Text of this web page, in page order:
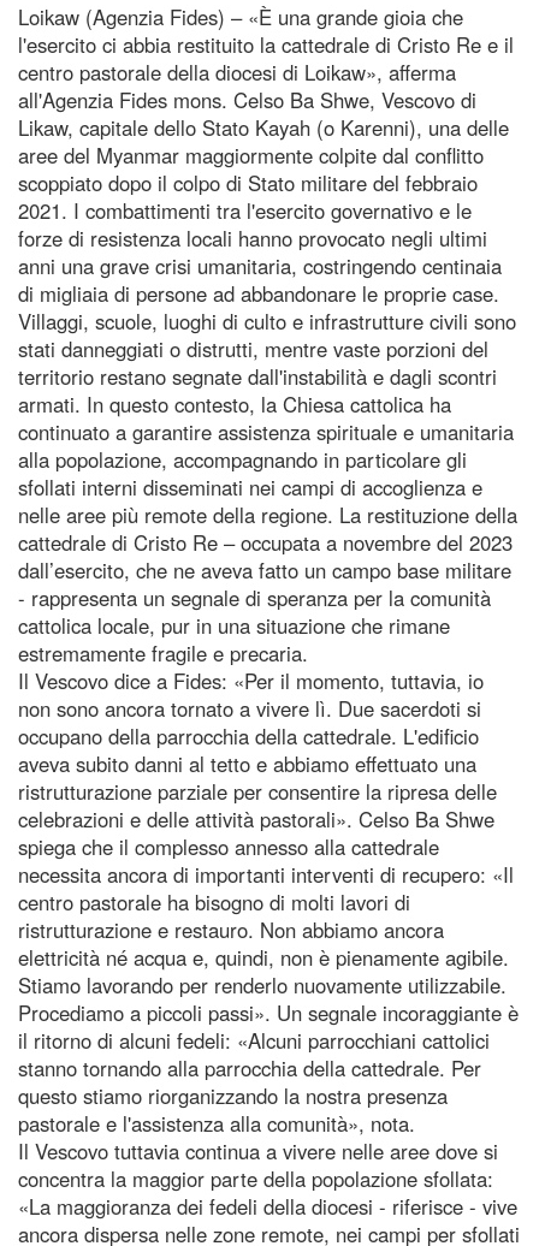
Loikaw (Agenzia Fides) – «È una grande gioia che
l'esercito ci abbia restituito la cattedrale di Cristo Re e il
centro pastorale della diocesi di Loikaw», afferma
all'Agenzia Fides mons. Celso Ba Shwe, Vescovo di
Likaw, capitale dello Stato Kayah (o Karenni), una delle
aree del Myanmar maggiormente colpite dal conflitto
scoppiato dopo il colpo di Stato militare del febbraio
2021. I combattimenti tra l'esercito governativo e le
forze di resistenza locali hanno provocato negli ultimi
anni una grave crisi umanitaria, costringendo centinaia
di migliaia di persone ad abbandonare le proprie case.
Villaggi, scuole, luoghi di culto e infrastrutture civili sono
stati danneggiati o distrutti, mentre vaste porzioni del
territorio restano segnate dall'instabilità e dagli scontri
armati. In questo contesto, la Chiesa cattolica ha
continuato a garantire assistenza spirituale e umanitaria
alla popolazione, accompagnando in particolare gli
sfollati interni disseminati nei campi di accoglienza e
nelle aree più remote della regione. La restituzione della
cattedrale di Cristo Re – occupata a novembre del 2023
dall’esercito, che ne aveva fatto un campo base militare
- rappresenta un segnale di speranza per la comunità
cattolica locale, pur in una situazione che rimane
estremamente fragile e precaria.
Il Vescovo dice a Fides: «Per il momento, tuttavia, io
non sono ancora tornato a vivere lì. Due sacerdoti si
occupano della parrocchia della cattedrale. L'edificio
aveva subito danni al tetto e abbiamo effettuato una
ristrutturazione parziale per consentire la ripresa delle
celebrazioni e delle attività pastorali». Celso Ba Shwe
spiega che il complesso annesso alla cattedrale
necessita ancora di importanti interventi di recupero: «Il
centro pastorale ha bisogno di molti lavori di
ristrutturazione e restauro. Non abbiamo ancora
elettricità né acqua e, quindi, non è pienamente agibile.
Stiamo lavorando per renderlo nuovamente utilizzabile.
Procediamo a piccoli passi». Un segnale incoraggiante è
il ritorno di alcuni fedeli: «Alcuni parrocchiani cattolici
stanno tornando alla parrocchia della cattedrale. Per
questo stiamo riorganizzando la nostra presenza
pastorale e l'assistenza alla comunità», nota.
Il Vescovo tuttavia continua a vivere nelle aree dove si
concentra la maggior parte della popolazione sfollata:
«La maggioranza dei fedeli della diocesi - riferisce - vive
ancora dispersa nelle zone remote, nei campi per sfollati